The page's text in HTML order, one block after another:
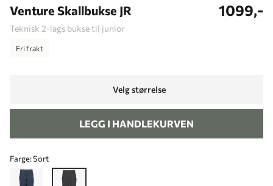
Venture Skallbukse JR
Teknisk 2-lags bukse til junior
1099,-
Fri frakt
Velg størrelse
LEGG I HANDLEKURVEN
Farge:Sort